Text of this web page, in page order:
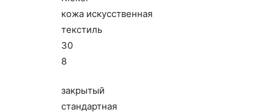
ко­жа ис­кусс­твен­ная
текс­тиль
30
8
зак­ры­тый
стан­дарт­ная